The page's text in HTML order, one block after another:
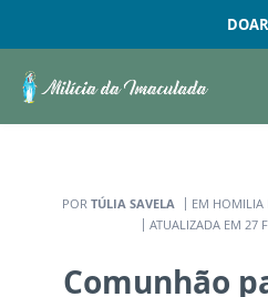
DOAR
POR TÚLIA SAVELA EM HOMILIA
ATUALIZADA EM 27
Comunhão